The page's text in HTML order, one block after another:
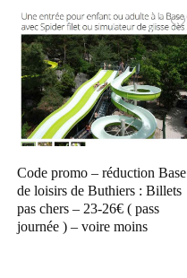
Code promo – réduction Base
de loisirs de Buthiers : Billets
pas chers – 23-26€ ( pass
journée ) – voire moins